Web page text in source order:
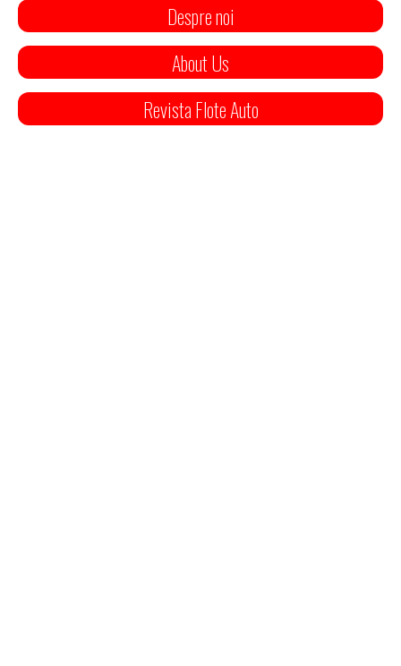
Despre noi
About Us
Revista Flote Auto